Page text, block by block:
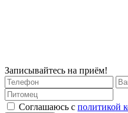
Записывайтесь на приём!
Соглашаюсь с политикой